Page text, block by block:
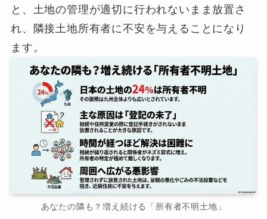
と、土地の管理が適切に行われないまま放置さ
れ、隣接土地所有者に不安を与えることになり
ます。
あなたの隣も？増え続ける「所有者不明土地」